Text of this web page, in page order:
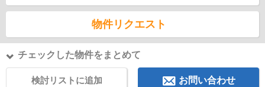
物件リクエスト
チェックした物件をまとめて
検討リストに追加 お問い合わせ